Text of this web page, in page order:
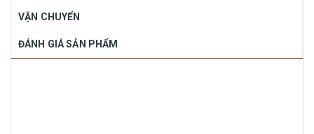
VẬN CHUYỂN
ĐÁNH GIÁ SẢN PHẨM